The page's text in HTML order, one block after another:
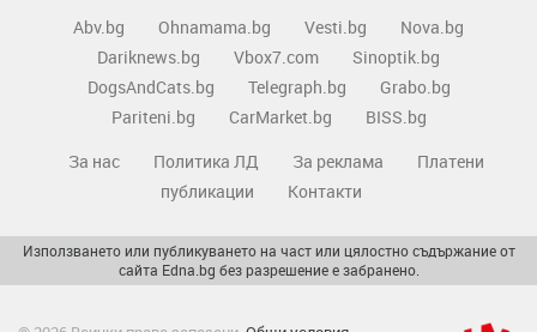
Abv.bg Ohnamama.bg Vesti.bg
Nova.bg
Dariknews.bg
Vbox7.com
Sinoptik.bg
DogsAndCats.bg
Telegraph.bg
Grabo.bg
Pariteni.bg
CarMarket.bg
BISS.bg
За нас
Политика ЛД За реклама
Платени
публикации
Контакти
Използването или публикуването на част или цялостно съдържание от
сайта Edna.bg без разрешение е забранено.